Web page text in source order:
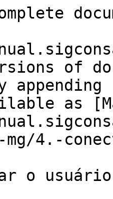
of
as
mg/4.-
o usuário